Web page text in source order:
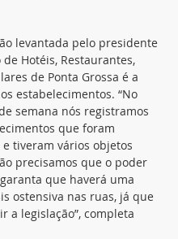
levantada pelo presidente
Hotéis, Restaurantes,
de Ponta Grossa é a
estabelecimentos. “No
semana nós registramos
que foram
tiveram vários objetos
precisamos que o poder
que haverá uma
ostensiva nas ruas, já que
a legislação”, completa